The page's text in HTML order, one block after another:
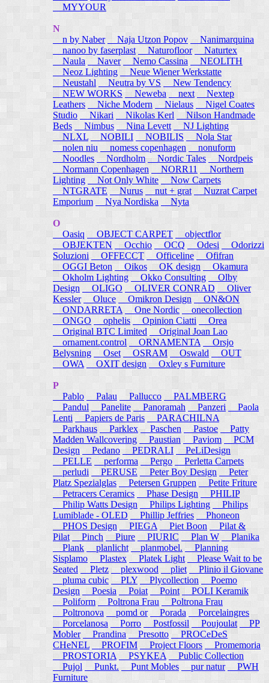
MYYOUR
N
n by Naber
Naja Utzon Popov
Nanimarquina
nanoo by faserplast
Naturofloor
Naturtex
Naula
Naver Nemo Cassina
NEOLITH
Neoz Lighting
Neue Wiener Werkstatte
Neustahl
Neutra by VS
New Tendency
NEW WORKS
Neweba next
Nextep
Leathers
Niche Modern Nielaus
Nigel Coates
Studio
Nikari Nikolas Kerl
Nilson Handmade
Beds
Nimbus Nina Levett
NJ Lighting
NLXL
NOBILI NOBILIS
Nola Star
nolen niu
nomess copenhagen
nonuform
Noodles
Nordholm Nordic Tales
Nordpeis
Normann Copenhagen
NORR11
Northern
Lighting
Not Only White
Now Carpets
NTGRATE
Nurus nut + grat
Nuzrat Carpet
Emporium
Nya Nordiska Nyta
O
Oasiq
OBJECT CARPET
objectflor
OBJEKTEN
Occhio OCQ Odesi
Odorizzi
Soluzioni
OFFECCT Officeline
Ofifran
OGGI Beton
Oikos OK design
Okamura
Okholm Lighting
Okko Consulting
Olby
Design
OLIGO OLIVER CONRAD
Oliver
Kessler
Oluce Omikron Design
ON&ON
ONDARRETA
One Nordic
onecollection
ONGO
ophelis Opinion Ciatti
Orea
Original BTC Limited
Original Joan Lao
ornament.control
ORNAMENTA
Orsjo
Belysning
Oset OSRAM Oswald
OUT
OWA
OXIT design Oxley s Furniture
P
Pablo
Palau Pallucco
PALMBERG
Pandul
Panelite Panoramah Panzeri
Paola
Lenti
Papiers de Paris
PARACHILNA
Parkhaus
Parklex Paschen Pastoe
Patty
Madden Wallcovering
Paustian Paviom
PCM
Design
Pedano PEDRALI
PeLiDesign
PELLE
performa Pergo
Perletta Carpets
perludi
PERUSE Peter Boy Design
Peter
Platz Spezialglas
Petersen Gruppen
Petite Friture
Petracers Ceramics
Phase Design
PHILIP
Philip Watts Design
Philips Lighting
Philips
Lumiblade - OLED
Phillip Jeffries
Phoneon
PHOS Design
PIEGA Piet Boon
Pilat &
Pilat
Pinch Piure PIURIC Plan W
Planika
Plank
planlicht planmobel. Planning
Sisplamo
Plastex Platek Light
Please Wait to be
Seated
Pletz plexwood pliet
Plinio il Giovane
pluma cubic
PLY Plycollection
Poemo
Design
Poesia Poiat Point
POLI Keramik
Poliform
Poltrona Frau
Poltrona Frau
Poltronova
pomd or Porada
Porcelaingres
Porcelanosa
Porro Postfossil Poujoulat
PP
Mobler
Prandina Presotto
PROCeDeS
CHeNEL
PROFIM Project Floors
Promemoria
PROSTORIA
PSYKEA
Public Collection
Pujol
Punkt. Punt Mobles pur natur
PWH
Furniture